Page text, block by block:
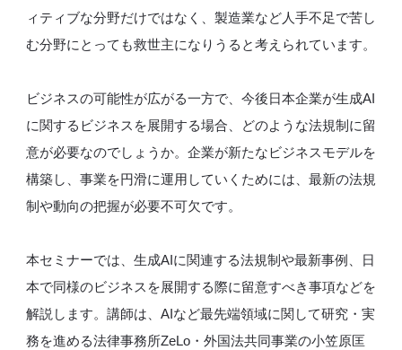
ィティブな分野だけではなく、製造業など人手不足で苦し
む分野にとっても救世主になりうると考えられています。
ビジネスの可能性が広がる一方で、今後日本企業が生成AI
に関するビジネスを展開する場合、どのような法規制に留
意が必要なのでしょうか。企業が新たなビジネスモデルを
構築し、事業を円滑に運用していくためには、最新の法規
制や動向の把握が必要不可欠です。
本セミナーでは、生成AIに関連する法規制や最新事例、日
本で同様のビジネスを展開する際に留意すべき事項などを
解説します。講師は、AIなど最先端領域に関して研究・実
務を進める法律事務所ZeLo・外国法共同事業の小笠原匡